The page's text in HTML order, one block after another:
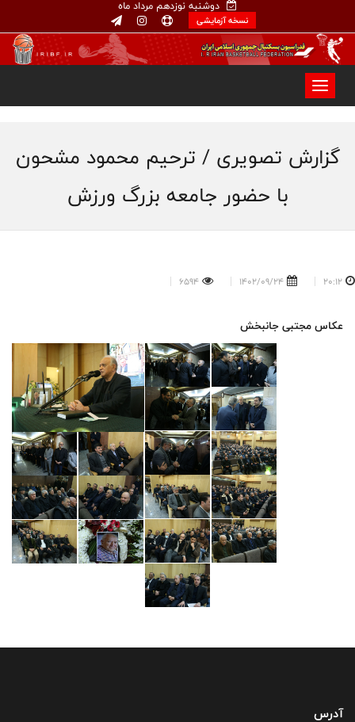
دوشنبه نوزدهم مرداد ماه
نسخه آزمایشی
گزارش تصویری / ترحیم محمود مشحون
با حضور جامعه بزرگ ورزش
20:12
1402/09/24
6594
عکاس مجتبی جانبخش
آدرس